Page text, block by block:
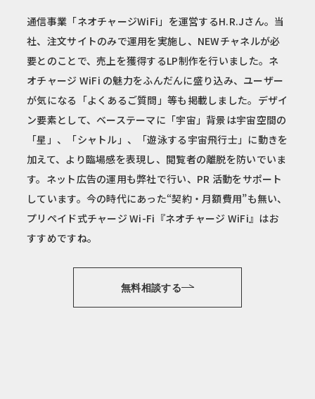
通信事業「ネオチャージWiFi」を運営するH.R.Jさん。当
社、注文サイトのみで運用を実施し、NEWチャネルが必
要とのことで、売上を獲得するLP制作を行いました。ネ
オチャージ WiFi の魅力をふんだんに盛り込み、ユーザー
が気になる「よくあるご質問」等も掲載しました。デザイ
ン要素として、ベーステーマに「宇宙」背景は宇宙空間の
「星」、「シャトル」、「遊泳する宇宙飛行士」に動きを
加えて、より臨場感を表現し、閲覧者の離脱を防いでいま
す。ネット広告の運用も弊社で行い、PR 活動をサポート
しています。今の時代にあった“契約・月額費用”も無い、
プリペイド式チャージ Wi-Fi『ネオチャージ WiFi』はお
すすめですね。
無料相談する